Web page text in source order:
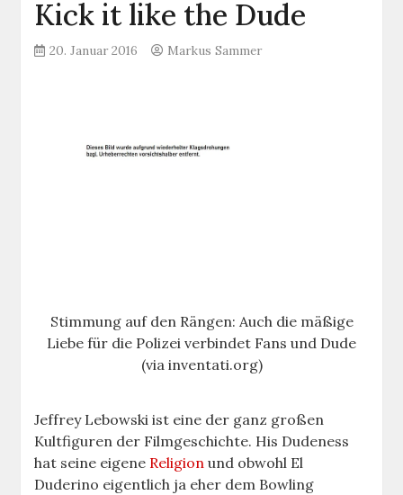
Kick it like the Dude
20. Januar 2016 Markus Sammer
Stimmung auf den Rängen: Auch die mäßige
Liebe für die Polizei verbindet Fans und Dude
(via inventati.org)
Jeffrey Lebowski ist eine der ganz großen
Kultfiguren der Filmgeschichte. His Dudeness
hat seine eigene Religion und obwohl El
Duderino eigentlich ja eher dem Bowling